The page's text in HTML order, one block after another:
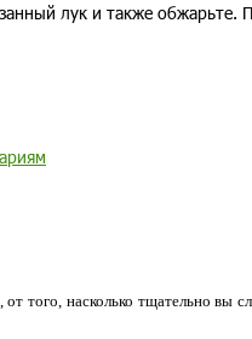
лук и также обжарьте.
того, насколько тщательно вы